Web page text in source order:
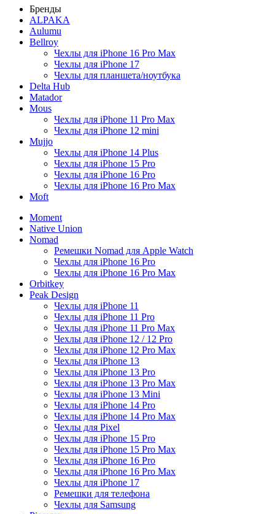
Бренды
ALPAKA
Aulumu
Bellroy
Чехлы для iPhone 16 Pro Max
Чехлы для iPhone 17
Чехлы для планшета/ноутбука
Delta Hub
Matador
Mous
Чехлы для iPhone 11 Pro Max
Чехлы для iPhone 12 mini
Mujjo
Чехлы для iPhone 14 Plus
Чехлы для iPhone 15 Pro
Чехлы для iPhone 16 Pro
Чехлы для iPhone 16 Pro Max
Moft
Moment
Native Union
Nomad
Ремешки Nomad для Apple Watch
Чехлы для iPhone 16 Pro
Чехлы для iPhone 16 Pro Max
Orbitkey
Peak Design
Чехлы для iPhone 11
Чехлы для iPhone 11 Pro
Чехлы для iPhone 11 Pro Max
Чехлы для iPhone 12 / 12 Pro
Чехлы для iPhone 12 Pro Max
Чехлы для iPhone 13
Чехлы для iPhone 13 Pro
Чехлы для iPhone 13 Pro Max
Чехлы для iPhone 13 Mini
Чехлы для iPhone 14 Pro
Чехлы для iPhone 14 Pro Max
Чехлы для Pixel
Чехлы для iPhone 15 Pro
Чехлы для iPhone 15 Pro Max
Чехлы для iPhone 16 Pro
Чехлы для iPhone 16 Pro Max
Чехлы для iPhone 17
Ремешки для телефона
Чехлы для Samsung